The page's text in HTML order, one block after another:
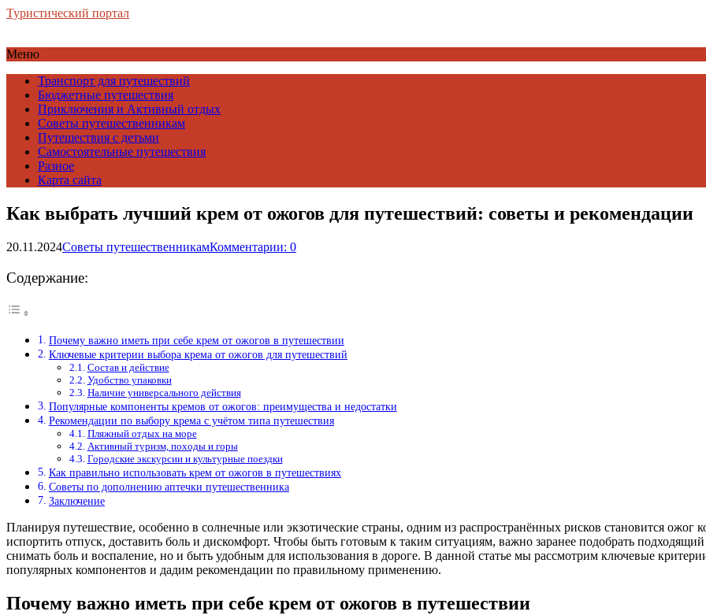
Туристический портал
Меню
Транспорт для путешествий
Бюджетные путешествия
Приключения и Активный отдых
Советы путешественникам
Путешествия с детьми
Самостоятельные путешествия
Разное
Карта сайта
Как выбрать лучший крем от ожогов для путешествий: советы и рекомендации
20.11.2024Советы путешественникамКомментарии: 0
Содержание:
Почему важно иметь при себе крем от ожогов в путешествии
Ключевые критерии выбора крема от ожогов для путешествий
Состав и действие
Удобство упаковки
Наличие универсального действия
Популярные компоненты кремов от ожогов: преимущества и недостатки
Рекомендации по выбору крема с учётом типа путешествия
Пляжный отдых на море
Активный туризм, походы и горы
Городские экскурсии и культурные поездки
Как правильно использовать крем от ожогов в путешествиях
Советы по дополнению аптечки путешественника
Заключение
Планируя путешествие, особенно в солнечные или экзотические страны, одним из распространённых рисков становится
испортить отпуск, доставить боль и дискомфорт. Чтобы быть готовым к таким ситуациям, важно заранее подобрать
снимать боль и воспаление, но и быть удобным для использования в дороге. В данной статье мы рассмотрим ключевые
популярных компонентов и дадим рекомендации по правильному применению.
Почему важно иметь при себе крем от ожогов в путешествии